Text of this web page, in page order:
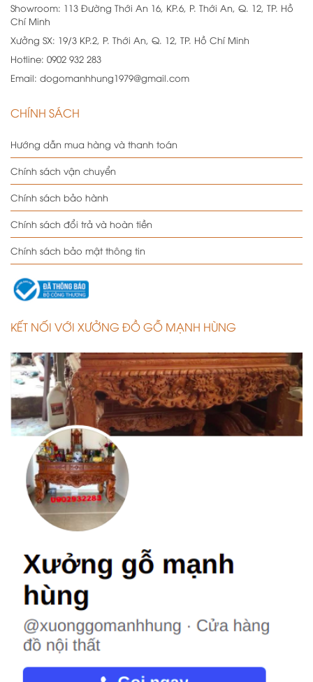
Showroom: 113 Đường Thới An 16, KP.6, P. Thới An, Q. 12, TP. Hồ
Chí Minh
Xưởng SX: 19/3 KP.2, P. Thới An, Q. 12, TP. Hồ Chí Minh
Hotline: 0902 932 283
Email: dogomanhhung1979@gmail.com
CHÍNH SÁCH
Hướng dẫn mua hàng và thanh toán
Chính sách vận chuyển
Chính sách bảo hành
Chính sách đổi trả và hoàn tiền
Chính sách bảo mật thông tin
KẾT NỐI VỚI XƯỞNG ĐỒ GỖ MẠNH HÙNG